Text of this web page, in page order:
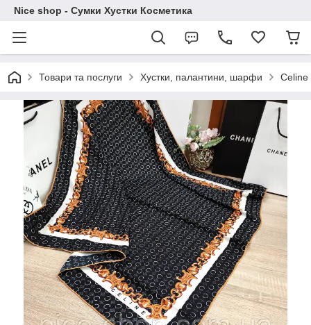
Nice shop - Сумки Хустки Косметика
Товари та послуги Хустки, палантини, шарфи Сeline